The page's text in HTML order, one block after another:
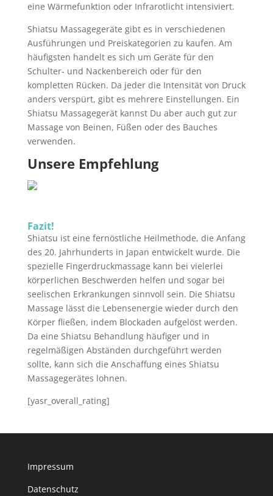
eine Wärmefunktion oder Infrarotlicht intensiviert.
Shiatsu Massagegeräte gibt es in verschiedenen
Ausführungen und Preiskategorien zu kaufen. Am
häufigsten handelt es sich um Geräte für den
Schulter- und Nackenbereich oder für den
kompletten Rücken. Da jeder die Intensität von Druck
anders verspürt, gibt es mehrere Einstellungen. Ein
Shiatsu Massagegerät kannst Du aber auch gut zur
Massage von Beinen, Füßen oder des Bauches
verwenden.
Unsere Empfehlung
Fazit!
Shiatsu ist eine fernöstliche Heilmethode, die Anfang
des 20. Jahrhunderts in Japan entwickelt wurde. Die
spezielle Fingerdruckmassage kann bei vielerlei
körperlichen Beschwerden helfen und sogar bei
seelischen Erkrankungen sinnvoll sein. Die Shiatsu
Massage lässt die Lebensenergie wieder durch den
Körper fließen, indem Blockaden aufgelöst werden.
Da eine Shiatsu Behandlung häufiger und in
regelmäßigen Abständen durchgeführt werden
sollte, kann sich die Anschaffung eines Shiatsu
Massagegerätes lohnen.
[yasr_overall_rating]
Impressum
Datenschutz